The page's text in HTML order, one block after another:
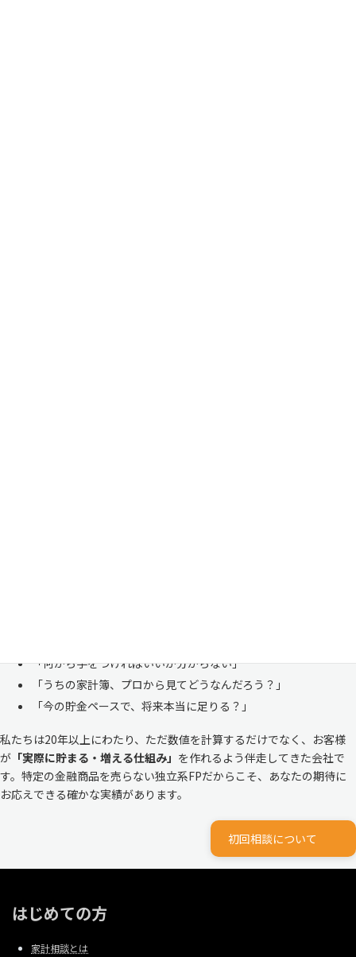
「何から手をつければいいか分からない」
「うちの家計簿、プロから見てどうなんだろう？」
「今の貯金ペースで、将来本当に足りる？」
私たちは20年以上にわたり、ただ数値を計算するだけでなく、お客様
が 「実際に貯まる・増える仕組み」 を作れるよう伴走してきた会社で
す。特定の金融商品を売らない独立系FPだからこそ、あなたの期待に
お応えできる確かな実績があります。
初回相談について
はじめての方
家計相談とは